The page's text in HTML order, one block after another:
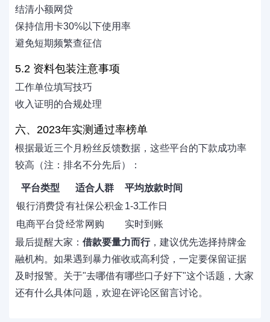
结清小额网贷
保持信用卡30%以下使用率
避免短期频繁查征信
5.2 资料包装注意事项
工作单位填写技巧
收入证明的合规处理
六、2023年实测通过率榜单
根据最近三个月粉丝反馈数据，这些平台的下款成功率
较高（注：排名不分先后）：
平台类型 适合人群
平均放款时间
银行消费贷有社保公积金 1-3工作日
电商平台贷经常网购
实时到账
最后提醒大家： 借款要量力而行，建议优先选择持牌金
融机构。如果遇到暴力催收或高利贷，一定要保留证据
及时报警。关于"去哪借有哪些口子好下"这个话题，大家
还有什么具体问题，欢迎在评论区留言讨论。